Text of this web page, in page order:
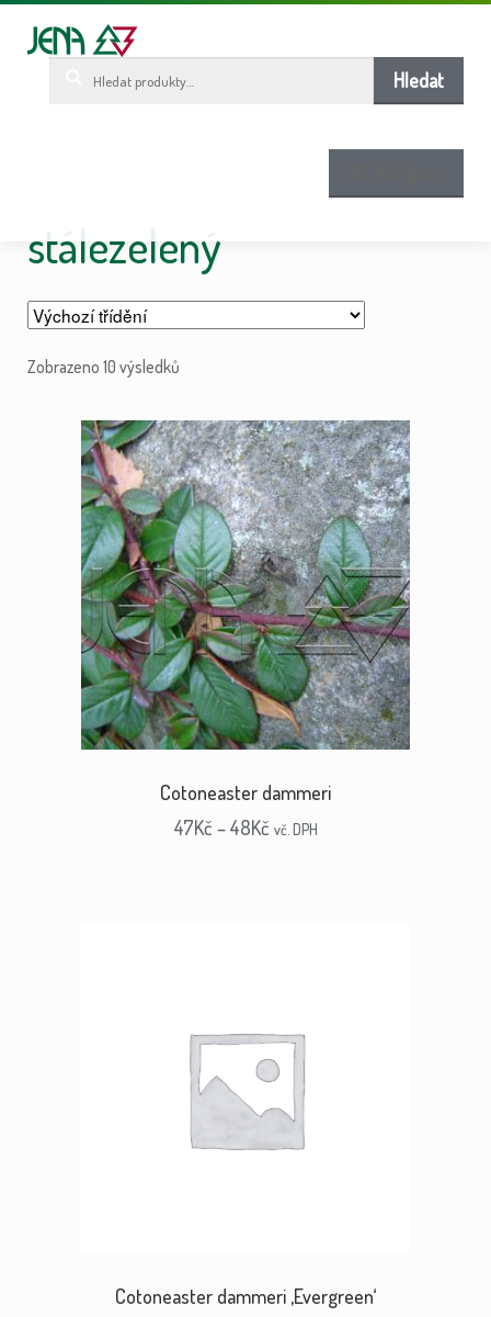
Hledat
stálezelený
Zobrazeno 10 výsledků
Cotoneaster dammeri
47Kč –48Kč vč. DPH
Cotoneaster dammeri ‚Evergreen‘